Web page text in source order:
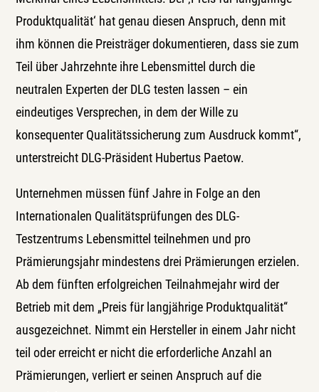
Produktqualität‘ hat genau diesen Anspruch, denn mit
ihm können die Preisträger dokumentieren, dass sie zum
Teil über Jahrzehnte ihre Lebensmittel durch die
neutralen Experten der DLG testen lassen – ein
eindeutiges Versprechen, in dem der Wille zu
konsequenter Qualitätssicherung zum Ausdruck kommt“,
unterstreicht DLG-Präsident Hubertus Paetow.
Unternehmen müssen fünf Jahre in Folge an den
Internationalen Qualitätsprüfungen des DLG-
Testzentrums Lebensmittel teilnehmen und pro
Prämierungsjahr mindestens drei Prämierungen erzielen.
Ab dem fünften erfolgreichen Teilnahmejahr wird der
Betrieb mit dem „Preis für langjährige Produktqualität“
ausgezeichnet. Nimmt ein Hersteller in einem Jahr nicht
teil oder erreicht er nicht die erforderliche Anzahl an
Prämierungen, verliert er seinen Anspruch auf die